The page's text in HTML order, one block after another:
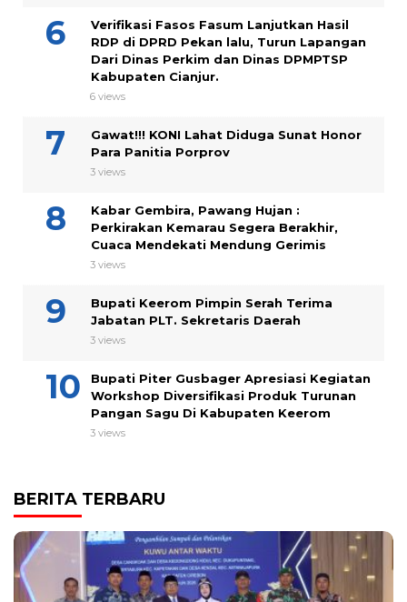
Verifikasi Fasos Fasum Lanjutkan Hasil
RDP di DPRD Pekan lalu, Turun Lapangan
Dari Dinas Perkim dan Dinas DPMPTSP
Kabupaten Cianjur.
6 views
Gawat!!! KONI Lahat Diduga Sunat Honor
Para Panitia Porprov
3 views
Kabar Gembira, Pawang Hujan :
Perkirakan Kemarau Segera Berakhir,
Cuaca Mendekati Mendung Gerimis
3 views
Bupati Keerom Pimpin Serah Terima
Jabatan PLT. Sekretaris Daerah
3 views
Bupati Piter Gusbager Apresiasi Kegiatan
Workshop Diversifikasi Produk Turunan
Pangan Sagu Di Kabupaten Keerom
3 views
BERITA TERBARU